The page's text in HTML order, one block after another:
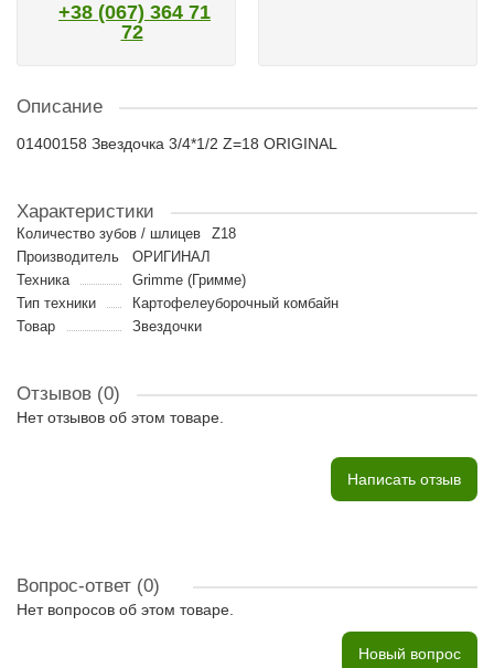
+38 (067) 364 71
72
Описание
01400158 Звездочка 3/4*1/2 Z=18 ORIGINAL
Характеристики
Количество зубов / шлицев
Z18
Производитель
ОРИГИНАЛ
Техника
Grimme (Гримме)
Тип техники
Картофелеуборочный комбайн
Товар
Звездочки
Отзывов (0)
Нет отзывов об этом товаре.
Написать отзыв
Вопрос-ответ (0)
Нет вопросов об этом товаре.
Новый вопрос